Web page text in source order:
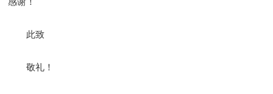
此致
敬礼！